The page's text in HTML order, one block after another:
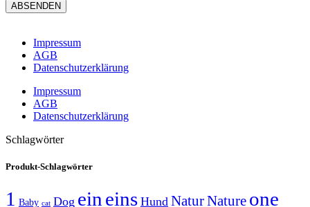
ABSENDEN
Impressum
AGB
Datenschutzerklärung
Impressum
AGB
Datenschutzerklärung
Schlagwörter
Produkt-Schlagwörter
1 Baby cat Dog ein eins Hund NaturNature one